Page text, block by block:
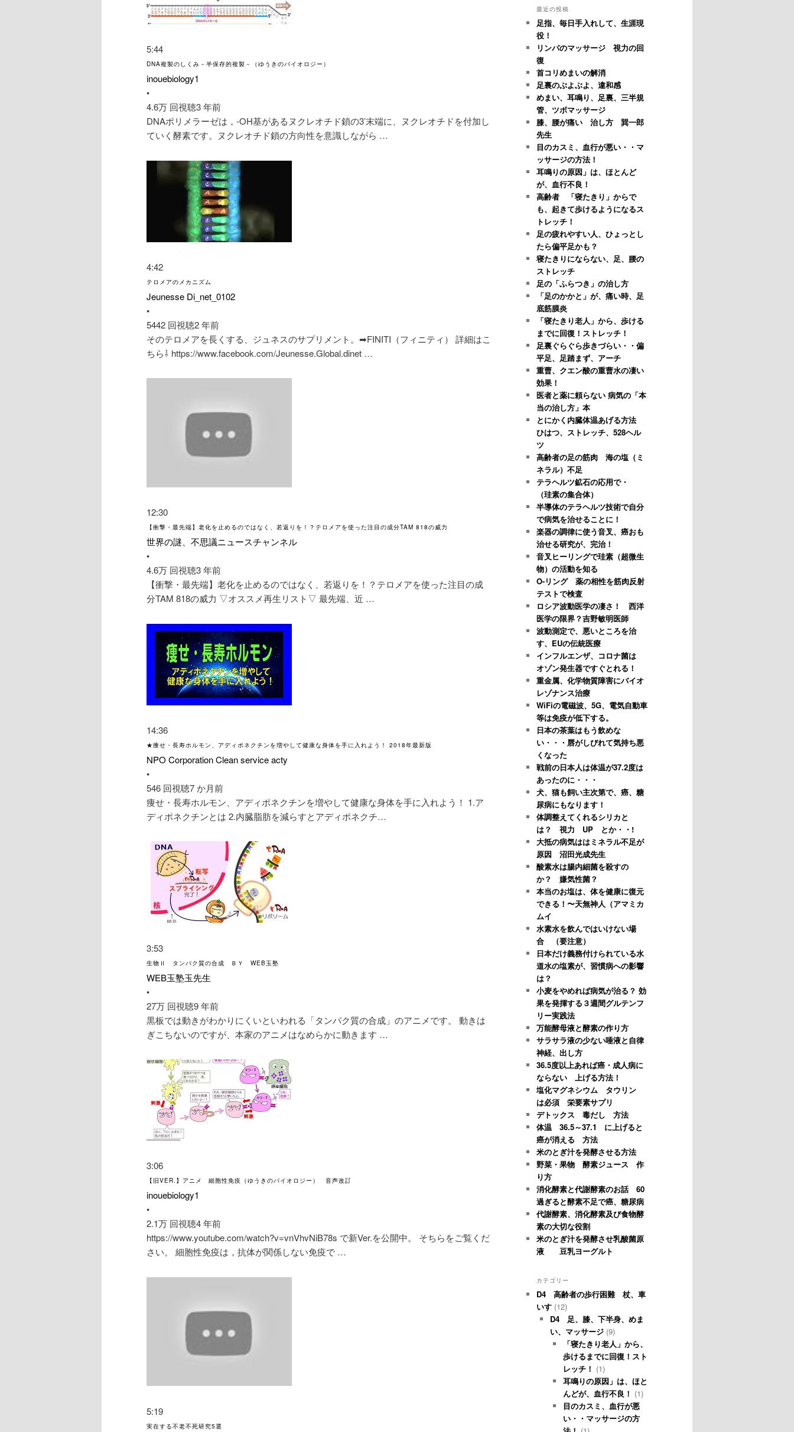
5:44
DNA複製のしくみ－半保存的複製－（ゆうきのバイオロジー）
inouebiology1
•
4.6万 回視聴3 年前
DNAポリメラーゼは，-OH基があるヌクレオチド鎖の3’末端に、ヌクレオチドを付加し
ていく酵素です。ヌクレオチド鎖の方向性を意識しながら …
4:42
テロメアのメカニズム
Jeunesse Di_net_0102
•
5442 回視聴2 年前
そのテロメアを長くする、ジュネスのサプリメント。➡︎FINITI（フィニティ） 詳細はこ
ちら⇩ https://www.facebook.com/Jeunesse.Global.dinet …
12:30
【衝撃・最先端】老化を止めるのではなく、若返りを！？テロメアを使った注目の成分TAM 818の威力
世界の謎、不思議ニュースチャンネル
•
4.6万 回視聴3 年前
【衝撃・最先端】老化を止めるのではなく、若返りを！？テロメアを使った注目の成
分TAM 818の威力 ▽オススメ再生リスト▽ 最先端、近 …
14:36
★痩せ・長寿ホルモン、アディポネクチンを増やして健康な身体を手に入れよう！ 2018年最新版
NPO Corporation Clean service acty
•
546 回視聴7 か月前
痩せ・長寿ホルモン、アディポネクチンを増やして健康な身体を手に入れよう！ 1.ア
ディポネクチンとは 2.内臓脂肪を減らすとアディポネクチ…
3:53
生物Ⅱ タンパク質の合成 ＢＹ WEB玉塾
WEB玉塾玉先生
•
27万 回視聴9 年前
黒板では動きがわかりにくいといわれる「タンパク質の合成」のアニメです。 動きは
ぎこちないのですが、本家のアニメはなめらかに動きます …
3:06
【旧VER.】アニメ 細胞性免疫（ゆうきのバイオロジー） 音声改訂
inouebiology1
•
2.1万 回視聴4 年前
https://www.youtube.com/watch?v=vnVhvNiB78s で新Ver.を公開中。 そちらをご覧くだ
さい。 細胞性免疫は，抗体が関係しない免疫で …
5:19
実在する不老不死研究5選
最近の投稿
足指、毎日手入れして、生涯現
役！
リンパのマッサージ 視力の回
復
首コリめまいの解消
足裏のぶよぶよ、違和感
めまい、耳鳴り、足裏、三半規
管、ツボマッサージ
膝、腰が痛い 治し方 巽一郎
先生
目のカスミ、血行が悪い・・マ
ッサージの方法！
耳鳴りの原因」は、ほとんど
が、血行不良！
高齢者 「寝たきり」からで
も、起きて歩けるようになるス
トレッチ！
足の疲れやすい人、ひょっとし
たら偏平足かも？
寝たきりにならない、足、腰の
ストレッチ
足の「ふらつき」の治し方
「足のかかと」が、痛い時、足
底筋膜炎
「寝たきり老人」から、歩ける
までに回復！ストレッチ！
足裏ぐらぐら歩きづらい・・偏
平足、足踏まず、アーチ
重曹、クエン酸の重曹水の凄い
効果！
医者と薬に頼らない 病気の「本
当の治し方」本
とにかく内臓体温あげる方法
ひはつ、ストレッチ、528ヘル
ツ
高齢者の足の筋肉 海の塩（ミ
ネラル）不足
テラヘルツ鉱石の応用で・
（珪素の集合体）
半導体のテラヘルツ技術で自分
で病気を治せることに！
楽器の調律に使う音叉、癌おも
治せる研究が、完治！
音叉ヒーリングで珪素（超微生
物）の活動を知る
O-リング 薬の相性を筋肉反射
テストで検査
ロシア波動医学の凄さ！ 西洋
医学の限界？吉野敏明医師
波動測定で、悪いところを治
す、EUの伝統医療
インフルエンザ、コロナ菌は
オゾン発生器ですぐとれる！
重金属、化学物質障害にバイオ
レゾナンス治療
WiFiの電磁波、5G、電気自動車
等は免疫が低下する。
日本の茶葉はもう飲めな
い・・・唇がしびれて気持ち悪
くなった
戦前の日本人は体温が37.2度は
あったのに・・・
犬、猫も飼い主次第で、癌、糖
尿病にもなります！
体調整えてくれるシリカと
は？ 視力 UP とか・・!
大抵の病気ははミネラル不足が
原因 沼田光成先生
酸素水は腸内細菌を殺すの
か？ 嫌気性菌？
本当のお塩は、体を健康に復元
できる！〜天無神人（アマミカ
ムイ
水素水を飲んではいけない場
合 （要注意）
日本だけ義務付けられている水
道水の塩素が、習慣病への影響
は？
小麦をやめれば病気が治る？ 効
果を発揮する３週間グルテンフ
リー実践法
万能酵母液と酵素の作り方
サラサラ液の少ない唾液と自律
神経、出し方
36.5度以上あれば癌・成人病に
ならない 上げる方法！
塩化マグネシウム タウリン
は必須 栄要素サプリ
デトックス 毒だし 方法
体温 36.5～37.1 に上げると
癌が消える 方法
米のとぎ汁を発酵させる方法
野菜・果物 酵素ジュース 作
り方
消化酵素と代謝酵素のお話 60
過ぎると酵素不足で癌、糖尿病
代謝酵素、消化酵素及び食物酵
素の大切な役割
米のとぎ汁を発酵させ乳酸菌原
液 豆乳ヨーグルト
カテゴリー
D4 高齢者の歩行困難 杖、車
いす (12)
D4 足、膝、下半身、めま
い、マッサージ(9)
「寝たきり老人」から、
歩けるまでに回復！スト
レッチ！ (1)
耳鳴りの原因」は、ほと
んどが、血行不良！ (1)
目のカスミ、血行が悪
い・・マッサージの方